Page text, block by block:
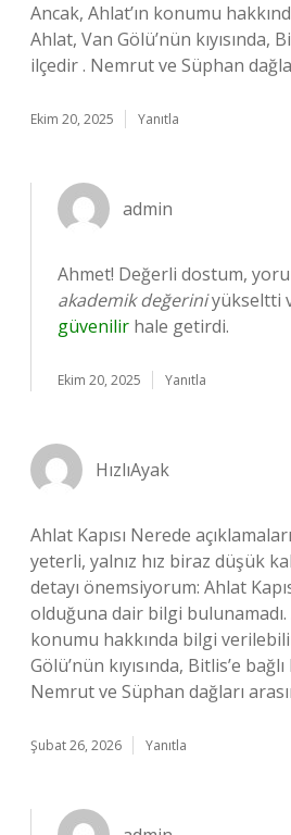
Ancak, Ahlat’ın konumu
Ahlat, Van Gölü’nün kıyısında,
ilçedir . Nemrut ve Süphan
Ekim 20, 2025 Yanıtla
admin
Ahmet! Değerli dostum,
akademik değeriniyükseltti
güvenilir hale getirdi.
Ekim 20, 2025 Yanıtla
HızlıAyak
Ahlat Kapısı Nerede
yeterli, yalnız hız biraz düşük
detayı önemsiyorum: Ahlat
olduğuna dair bilgi bulunamadı.
konumu hakkında bilgi
Gölü’nün kıyısında, Bitlis’e
Nemrut ve Süphan dağları
Şubat 26, 2026 Yanıtla